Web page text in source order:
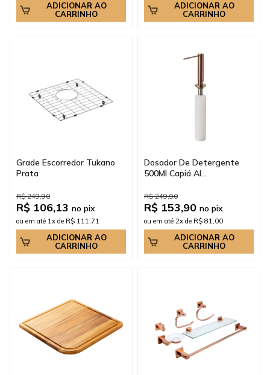
ADICIONAR AO
CARRINHO
ADICIONAR AO
CARRINHO
Grade Escorredor Tukano
Prata
R$ 249,90
R$ 106,13 no pix
ou em até 1x de R$ 111,71
ADICIONAR AO
CARRINHO
Dosador De Detergente
500Ml Capiá Al...
R$ 249,90
R$ 153,90 no pix
ou em até 2x de R$ 81,00
ADICIONAR AO
CARRINHO